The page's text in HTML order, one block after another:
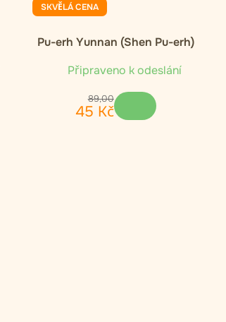
SKVĚLÁ CENA
Pu-erh Yunnan (Shen Pu-erh)
Připraveno k odeslání
89,00
45 Kč